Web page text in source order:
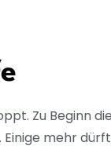
Zu
Einige mehr